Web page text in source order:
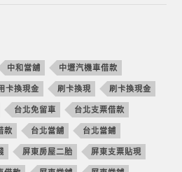
中和當舖 中壢汽機車借款
卡換現金 刷卡換現 刷卡換現金
台北免留車 台北支票借款
款 台北當舖 台北當鋪
屏東房屋二胎 屏東支票貼現